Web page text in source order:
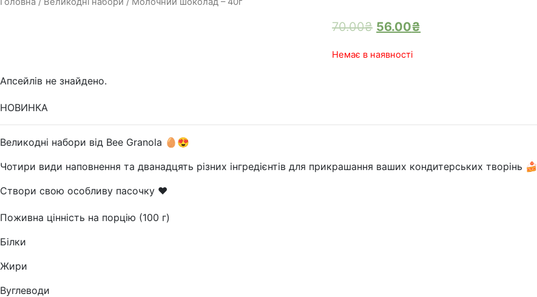
70.00₴ 56.00₴
Немає в наявності
Апсейлів не знайдено.
НОВИНКА
Великодні набори від Bee Granola 🥚😍
Чотири види наповнення та дванадцять різних інгредієнтів для прикрашання ваших кондитерських творінь 🍰
Створи свою особливу пасочку ❤️
Поживна цінність на порцію (100 г)
Білки
Жири
Вуглеводи